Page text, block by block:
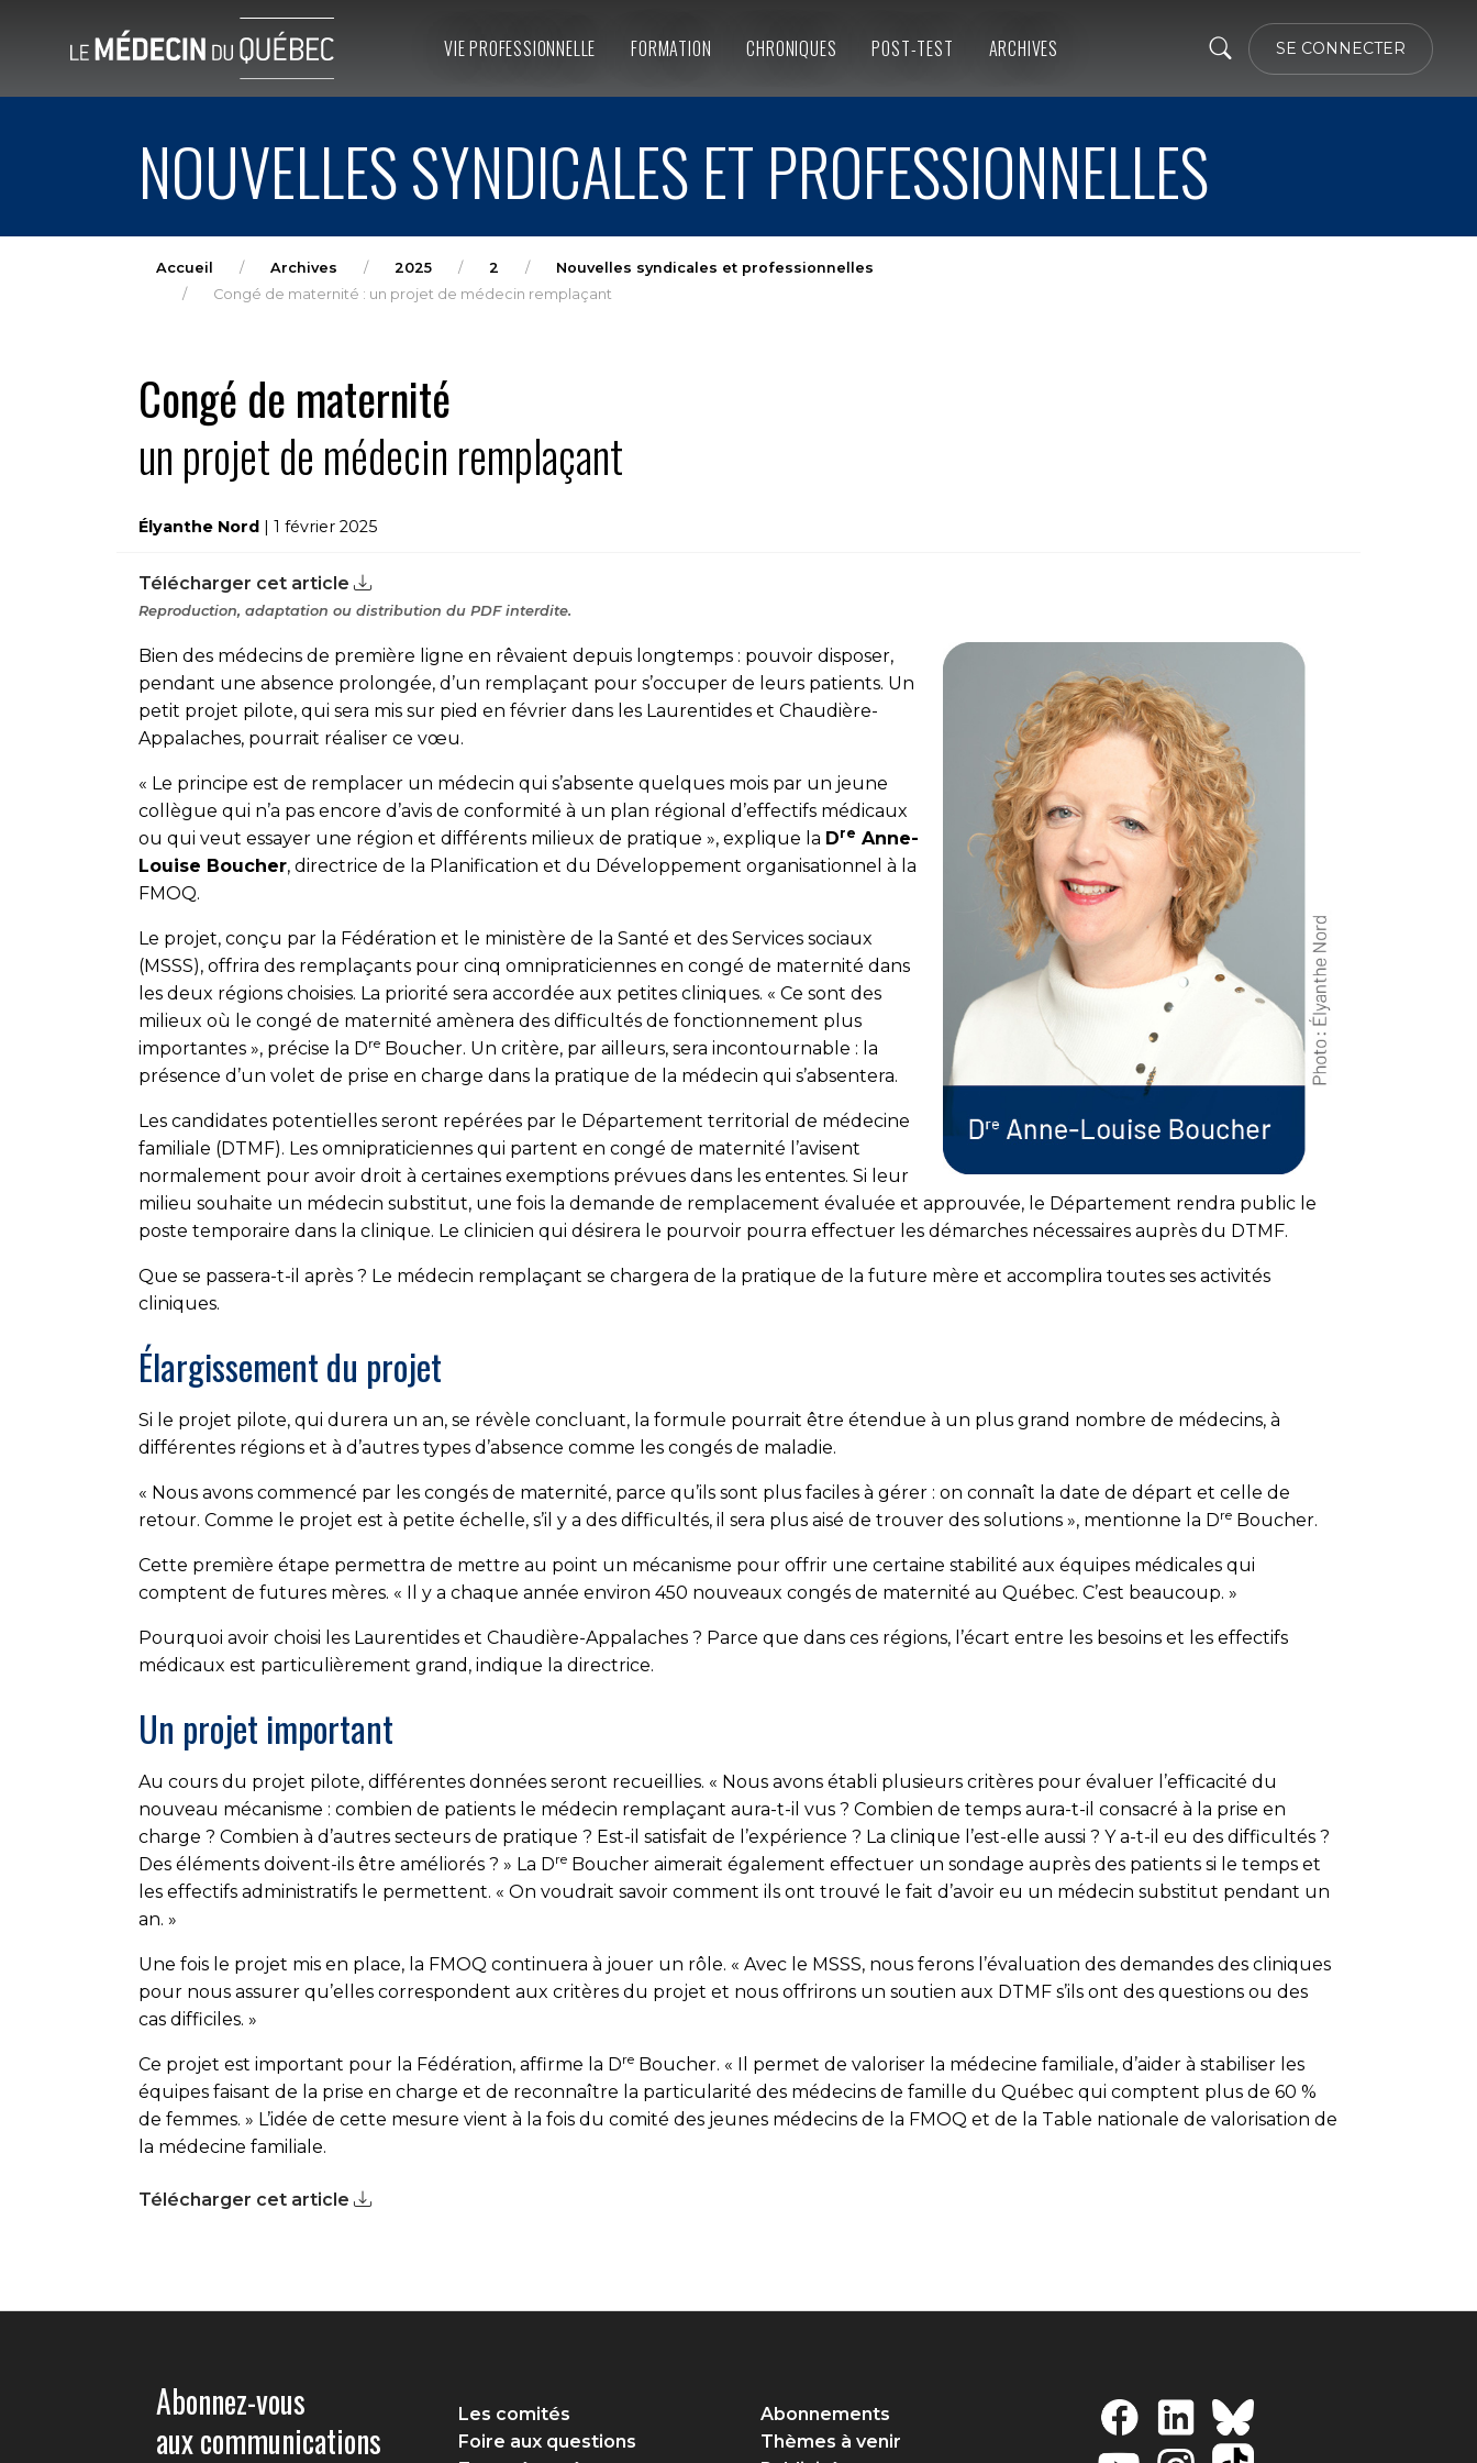
SE CONNECTER
VIE PROFESSIONNELLE FORMATION CHRONIQUES POST-TEST ARCHIVES
NOUVELLES SYNDICALES ET PROFESSIONNELLES
Accueil Archives 2025 2
Nouvelles syndicales et professionnelles
Congé de maternité : un projet de médecin remplaçant
Congé de maternité
un projet de médecin remplaçant
Élyanthe Nord | 1 février 2025
Télécharger cet article
Reproduction, adaptation ou distribution du PDF interdite.
Bien des médecins de première ligne en rêvaient depuis longtemps : pouvoir disposer,
pendant une absence prolongée, d’un remplaçant pour s’occuper de leurs patients. Un
petit projet pilote, qui sera mis sur pied en février dans les Laurentides et Chaudière-
Appalaches, pourrait réaliser ce vœu.
« Le principe est de remplacer un médecin qui s’absente quelques mois par un jeune
collègue qui n’a pas encore d’avis de conformité à un plan régional d’effectifs médicaux
ou qui veut essayer une région et différents milieux de pratique », explique la Dre Anne-
Louise Boucher, directrice de la Planification et du Développement organisationnel à la
FMOQ.
Le projet, conçu par la Fédération et le ministère de la Santé et des Services sociaux
(MSSS), offrira des remplaçants pour cinq omnipraticiennes en congé de maternité dans
les deux régions choisies. La priorité sera accordée aux petites cliniques. « Ce sont des
milieux où le congé de maternité amènera des difficultés de fonctionnement plus
importantes », précise la Dre Boucher. Un critère, par ailleurs, sera incontournable : la
présence d’un volet de prise en charge dans la pratique de la médecin qui s’absentera.
Les candidates potentielles seront repérées par le Dépar­tement territorial de médecine
familiale (DTMF). Les omnipra­ticiennes qui partent en congé de maternité l’avisent
normalement pour avoir droit à certaines exemptions prévues dans les ententes. Si leur
milieu souhaite un médecin substitut, une fois la demande de remplacement évaluée et approuvée, le Département rendra public le
poste temporaire dans la clinique. Le clinicien qui désirera le pourvoir pourra effectuer les démarches nécessaires auprès du DTMF.
Que se passera-t-il après ? Le médecin remplaçant se chargera de la pratique de la future mère et accomplira toutes ses activités
cliniques.
Élargissement du projet
Si le projet pilote, qui durera un an, se révèle concluant, la formule pourrait être étendue à un plus grand nombre de médecins, à
différentes régions et à d’autres types d’absence comme les congés de maladie.
« Nous avons commencé par les congés de maternité, parce qu’ils sont plus faciles à gérer : on connaît la date de départ et celle de
retour. Comme le projet est à petite échelle, s’il y a des difficultés, il sera plus aisé de trouver des solutions », mentionne la Dre Boucher.
Cette première étape permettra de mettre au point un mécanisme pour offrir une certaine stabilité aux équipes médicales qui
comptent de futures mères. « Il y a chaque année environ 450 nouveaux congés de maternité au Québec. C’est beaucoup. »
Pourquoi avoir choisi les Laurentides et Chaudière-Appalaches ? Parce que dans ces régions, l’écart entre les besoins et les effectifs
médicaux est particulièrement grand, indique la directrice.
Un projet important
Au cours du projet pilote, différentes données seront recueillies. « Nous avons établi plusieurs critères pour évaluer l’efficacité du
nouveau mécanisme : combien de patients le médecin remplaçant aura-t-il vus ? Combien de temps aura-t-il consacré à la prise en
charge ? Combien à d’autres secteurs de pratique ? Est-il satisfait de l’expérience ? La clinique l’est-elle aussi ? Y a-t-il eu des difficultés ?
Des éléments doivent-ils être améliorés ? » La Dre Boucher aimerait également effectuer un sondage auprès des patients si le temps et
les effectifs administratifs le permettent. « On voudrait savoir comment ils ont trouvé le fait d’avoir eu un médecin substitut pendant un
an. »
Une fois le projet mis en place, la FMOQ continuera à jouer un rôle. « Avec le MSSS, nous ferons l’évaluation des demandes des cliniques
pour nous assurer qu’elles correspondent aux critères du projet et nous offrirons un soutien aux DTMF s’ils ont des questions ou des
cas difficiles. »
Ce projet est important pour la Fédération, affirme la Dre Boucher. « Il permet de valoriser la médecine familiale, d’aider à stabiliser les
équipes faisant de la prise en charge et de reconnaître la particularité des médecins de famille du Québec qui comptent plus de 60 %
de femmes. » L’idée de cette mesure vient à la fois du comité des jeunes médecins de la FMOQ et de la Table nationale de valorisation de
la médecine familiale.
Télécharger cet article
Abonnez-vous
aux communications
Les comités
Foire aux questions
Abonnements
Thèmes à venir